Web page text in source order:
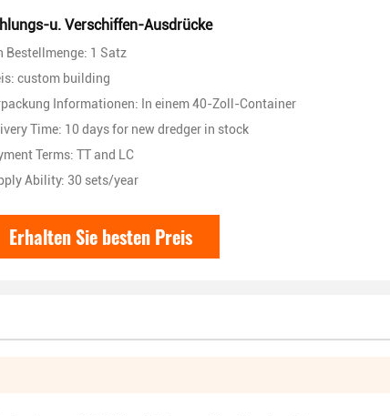
u. Verschiffen-Ausdrücke
Bestellmenge: 1 Satz
custom building
Informationen: In einem 40-Zoll-Container
Time: 10 days for new dredger in stock
Terms: TT and LC
Ability: 30 sets/year
Erhalten Sie besten Preis